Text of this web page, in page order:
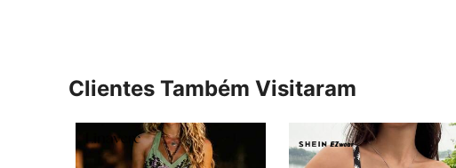
Clientes Também Visitaram